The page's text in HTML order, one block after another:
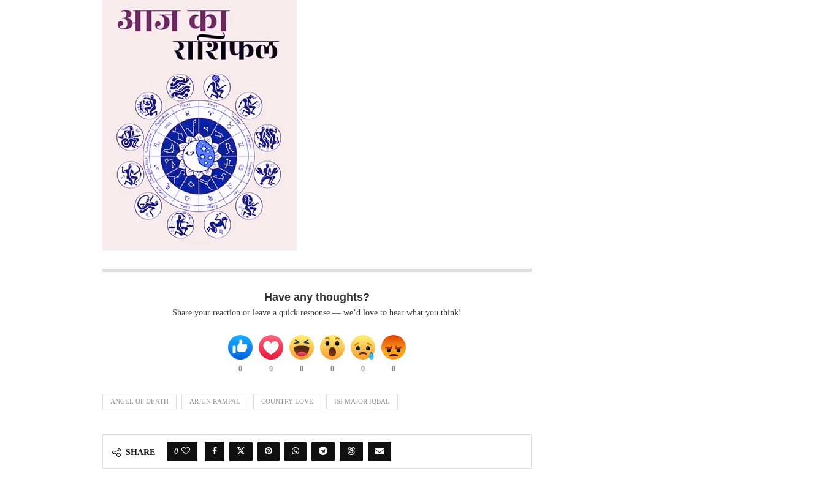
Have any thoughts?
Share your reaction or leave a quick response — we’d love to hear what you think!
0 0 0 0 0 0
ANGEL OF DEATH ARJUN RAMPAL COUNTRY LOVE ISI MAJOR IQBAL
SHARE 0